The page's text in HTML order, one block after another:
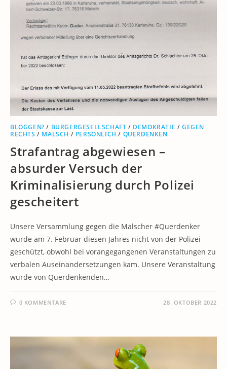
BLOGGEN? / BÜRGERGESELLSCHAFT / DEMOKRATIE /GEGEN
RECHTS / MALSCH / PERSÖNLICH / QUERDENKEN
Strafantrag abgewiesen –
absurder Versuch der
Kriminalisierung durch Polizei
gescheitert
Unsere Versammlung gegen die Malscher #Querdenker
wurde am 7. Februar diesen Jahres nicht von der Polizei
geschützt, obwohl bei vorangegangenen Veranstaltungen zu
verbalen Auseinandersetzungen kam. Unsere Veranstaltung
wurde von Querdenkenden…
0 KOMMENTARE 28. OKTOBER 2022